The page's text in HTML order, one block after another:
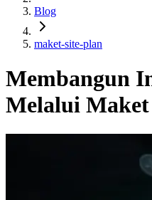
Blog
maket-site-plan
Membangun
Melalui